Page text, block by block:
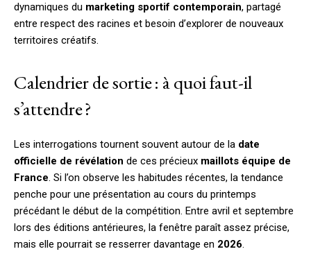
dynamiques du marketing sportif contemporain, partagé
entre respect des racines et besoin d’explorer de nouveaux
territoires créatifs.
Calendrier de sortie : à quoi faut-il
s’attendre ?
Les interrogations tournent souvent autour de la date
officielle de révélation de ces précieux maillots équipe de
France. Si l’on observe les habitudes récentes, la tendance
penche pour une présentation au cours du printemps
précédant le début de la compétition. Entre avril et septembre
lors des éditions antérieures, la fenêtre paraît assez précise,
mais elle pourrait se resserrer davantage en 2026.